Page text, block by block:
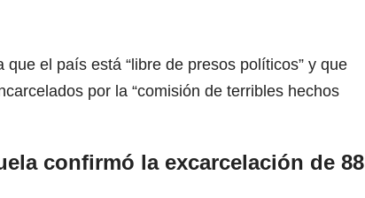
el país está “libre de presos políticos” y que
por la “comisión de terribles hechos
confirmó la excarcelación de 88